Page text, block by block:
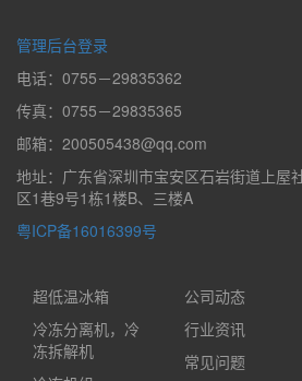
管理后台登录
电话：0755－29835362
传真：0755－29835365
邮箱：200505438@qq.com
地址：广东省深圳市宝安区石岩街道上屋
区1巷9号1栋1楼B、三楼A
粤ICP备16016399号
超低温冰箱
冷冻分离机，冷
冻拆解机
公司动态
行业资讯
常见问题